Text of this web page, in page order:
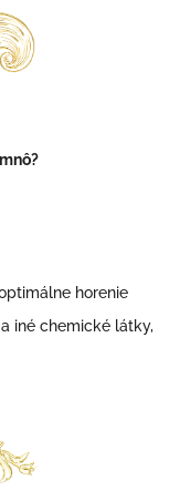
horenie
iné chemické látky,